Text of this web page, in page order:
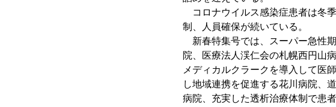
コロナウイルス感染症患者は冬
制、人員確保が続いている。
新春特集号では、スーパー急性
院、医療法人渓仁会の札幌西円山
メディカルクラークを導入して医
し地域連携を促進する花川病院、
病院、充実した透析治療体制で患